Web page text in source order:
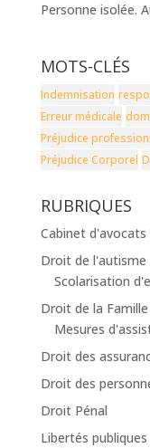
Personne isolée.
MOTS-CLÉS
Indemnisation
Erreur médicale
Préjudice
Préjudice Corporel
RUBRIQUES
Cabinet d'avocats
Droit de l'autisme
Scolarisation
Droit de la Famille
Mesures
Droit des
Droit des
Droit Pénal
Libertés publiques